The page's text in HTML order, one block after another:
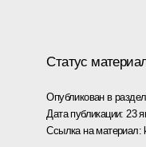
Статус
Опубликован в
Дата публикации: 23
Ссылка на материал: